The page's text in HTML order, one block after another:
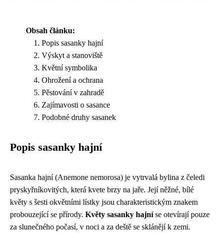
Obsah článku:
Popis sasanky hajní
Výskyt a stanoviště
Květní symbolika
Ohrožení a ochrana
Pěstování v zahradě
Zajímavosti o sasance
Podobné druhy sasanek
Popis sasanky hajní
Sasanka hajní (Anemone nemorosa) je vytrvalá bylina z čeledi
pryskyřníkovitých, která kvete brzy na jaře. Její něžné, bílé
květy s šesti okvětními lístky jsou charakteristickým znakem
probouzející se přírody. Květy sasanky hajníse otevírají pouze
za slunečného počasí, v noci a za deště se sklánějí k zemi.